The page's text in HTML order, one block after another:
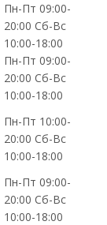
Пн-Пт 09:00-
20:00 Сб-Вс
10:00-18:00
Пн-Пт 09:00-
20:00 Сб-Вс
10:00-18:00
Пн-Пт 10:00-
20:00 Сб-Вс
10:00-18:00
Пн-Пт 09:00-
20:00 Сб-Вс
10:00-18:00